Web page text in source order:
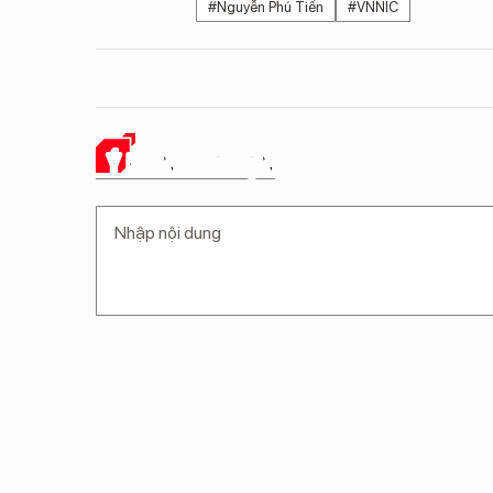
#Nguyễn Phú Tiến
#VNNIC
Ý KIẾN CỦA BẠN